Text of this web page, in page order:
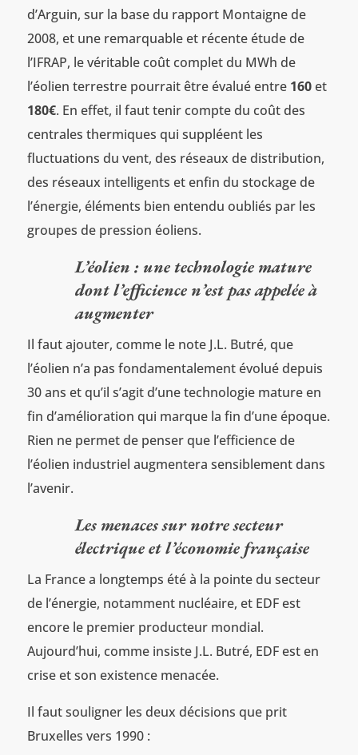
d’Arguin, sur la base du rapport Montaigne de
2008, et une remarquable et récente étude de
l’IFRAP, le véritable coût complet du MWh de
l’éolien terrestre pourrait être évalué entre 160et
180€. En effet, il faut tenir compte du coût des
centrales thermiques qui suppléent les
fluctuations du vent, des réseaux de distribution,
des réseaux intelligents et enfin du stockage de
l’énergie, éléments bien entendu oubliés par les
groupes de pression éoliens.
L’éolien : une technologie mature
dont l’efficience n’est pas appelée à
augmenter
Il faut ajouter, comme le note J.L. Butré, que
l’éolien n’a pas fondamentalement évolué depuis
30 ans et qu’il s’agit d’une technologie mature en
fin d’amélioration qui marque la fin d’une époque.
Rien ne permet de penser que l’efficience de
l’éolien industriel augmentera sensiblement dans
l’avenir.
Les menaces sur notre secteur
électrique et l’économie française
La France a longtemps été à la pointe du secteur
de l’énergie, notamment nucléaire, et EDF est
encore le premier producteur mondial.
Aujourd’hui, comme insiste J.L. Butré, EDF est en
crise et son existence menacée.
Il faut souligner les deux décisions que prit
Bruxelles vers 1990 :